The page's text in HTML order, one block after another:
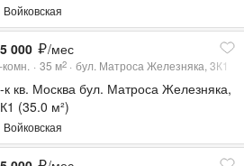
Войковская
000 /мес
комн. 35 м2 бул. Матроса Железняка, 3К1
к кв. Москва бул. Матроса Железняка,
(35.0 м²)
Войковская